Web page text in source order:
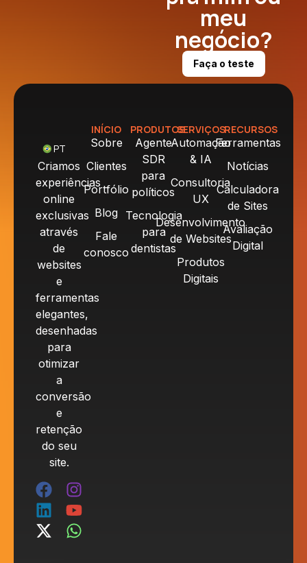
meu
negócio?
Faça o teste
PT
Criamos
experiências
online
exclusivas
através
de
websites
e
ferramentas
elegantes,
desenhadas
para
otimizar
a
conversão
e
retenção
do seu
site.
INÍCIO
Sobre
Clientes
Portfólio
Blog
Fale
conosco
PRODUTOS
Agente
SDR
para
políticos
Tecnologia
para
dentistas
SERVIÇOS
Automação
& IA
Consultoria
UX
Desenvolvimento
de Websites
Produtos
Digitais
RECURSOS
Ferramentas
Notícias
Calculadora
de Sites
Avaliação
Digital